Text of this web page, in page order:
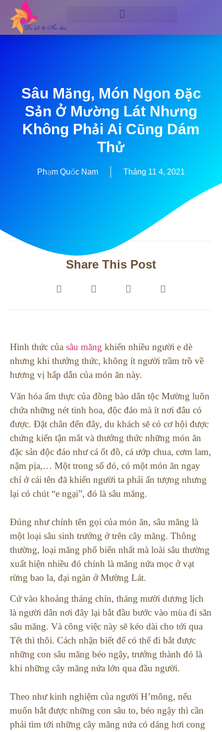
Sâu Măng, Món Ngon Đặc
Sản Ở Mường Lát Nhưng
Không Phải Ai Cũng Dám
Thử
Phạm Quốc Nam Tháng 11 4, 2021
Share This Post
Hình thức của sâu măng khiến nhiều người e dè
nhưng khi thưởng thức, không ít người trầm trồ về
hương vị hấp dẫn của món ăn này.
Văn hóa ẩm thực của đồng bào dân tộc Mường luôn
chứa những nét tinh hoa, độc đáo mà ít nơi đâu có
được. Đặt chân đến đây, du khách sẽ có cơ hội được
chứng kiến tận mắt và thưởng thức những món ăn
đặc sản độc đáo như cá ốt đồ, cá ướp chua, cơm lam,
nậm pịa,… Một trong số đó, có một món ăn ngay
chỉ ở cái tên đã khiến người ta phải ấn tượng nhưng
lại có chút “e ngại”, đó là sâu măng.
Đúng như chính tên gọi của món ăn, sâu măng là
một loại sâu sinh trưởng ở trên cây măng. Thông
thường, loại măng phổ biến nhất mà loài sâu thường
xuất hiện nhiều đó chính là măng nứa mọc ở vạt
rừng bao la, đại ngàn ở Mường Lát.
Cứ vào khoảng tháng chín, tháng mười dương lịch
là người dân nơi đây lại bắt đầu bước vào mùa đi săn
sâu măng. Và công việc này sẽ kéo dài cho tới qua
Tết thì thôi. Cách nhận biết để có thể đi bắt được
những con sâu măng béo ngậy, trưởng thành đó là
khi những cây măng nứa lớn qua đầu người.
Theo như kinh nghiệm của người H’mông, nếu
muốn bắt được những con sâu to, béo ngậy thì cần
phải tìm tới những cây măng nứa có dáng hơi cong